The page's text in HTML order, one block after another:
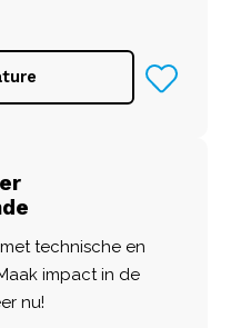
technische en
impact in de
nu!